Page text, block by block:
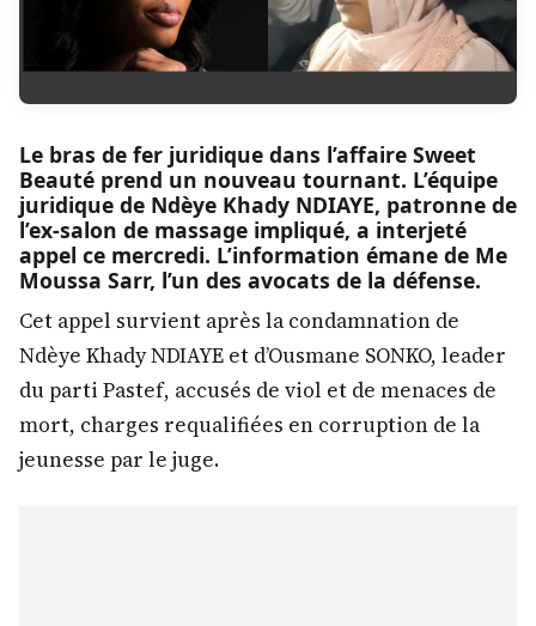
Le bras de fer juridique dans l’affaire Sweet
Beauté prend un nouveau tournant. L’équipe
juridique de Ndèye Khady NDIAYE, patronne de
l’ex-salon de massage impliqué, a interjeté
appel ce mercredi. L’information émane de Me
Moussa Sarr, l’un des avocats de la défense.
Cet appel survient après la condamnation de
Ndèye Khady NDIAYE et d’Ousmane SONKO, leader
du parti Pastef, accusés de viol et de menaces de
mort, charges requalifiées en corruption de la
jeunesse par le juge.